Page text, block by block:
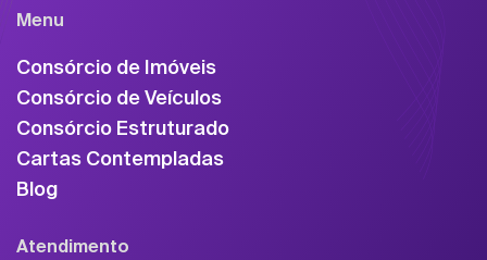
Menu
Consórcio de Imóveis
Consórcio de Veículos
Consórcio Estruturado
Cartas Contempladas
Blog
Atendimento